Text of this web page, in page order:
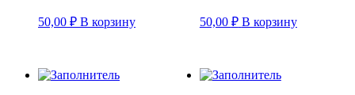
50,00 ₽ В корзину 50,00 ₽ В корзину